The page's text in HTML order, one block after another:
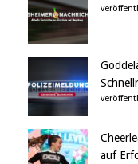
auf